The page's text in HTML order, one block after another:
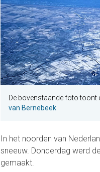
De bovenstaande foto toont
van Bernebeek
In het noorden van
sneeuw. Donderdag werd
gemaakt.